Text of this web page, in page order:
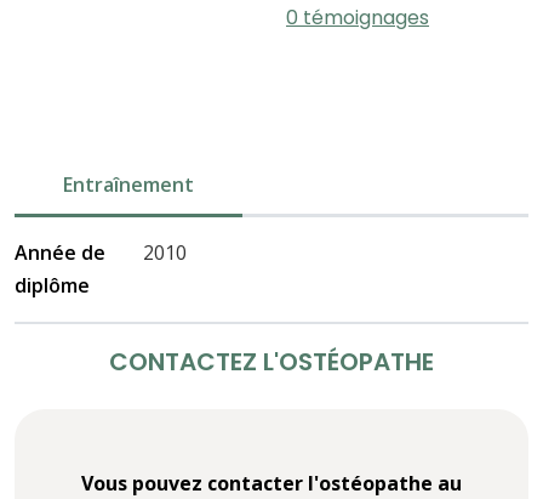
0 témoignages
Entraînement
Année de
diplôme
2010
CONTACTEZ L'OSTÉOPATHE
Vous pouvez contacter l'ostéopathe au